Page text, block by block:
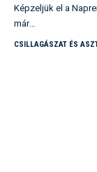
Képzeljük el a
már…
CSILLAGÁSZAT ÉS